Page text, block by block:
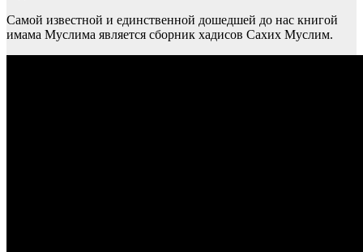
Самой известной и единственной дошедшей до нас книгой
имама Муслима является сборник хадисов Сахих Муслим.